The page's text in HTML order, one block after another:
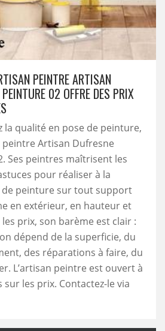
PEINTRE ARTISAN
02 OFFRE DES PRIX
la qualité en pose de peinture,
peintre Artisan Dufresne
Ses peintres maîtrisent les
pour réaliser à la
de peinture sur tout support
en extérieur, en hauteur et
prix, son barème est clair :
dépend de la superficie, du
des réparations à faire, du
L’artisan peintre est ouvert à
les prix. Contactez-le via